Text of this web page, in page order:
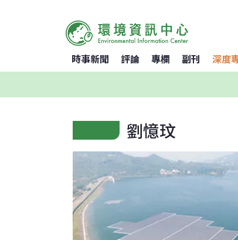
時事新聞 評論 專欄 副刊 深度
劉憶玟